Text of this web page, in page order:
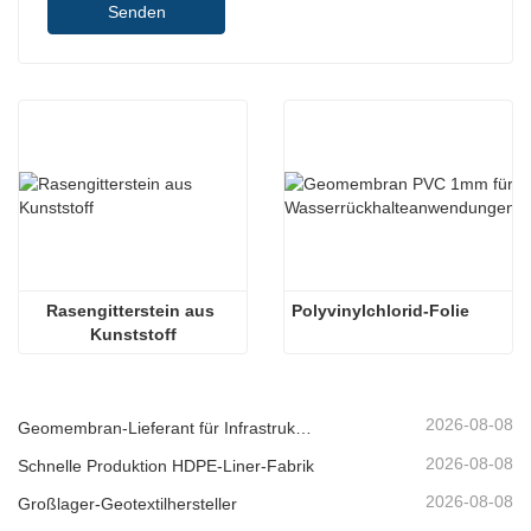
Senden
Rasengitterstein aus
Kunststoff
Polyvinylchlorid-Folie
2026-08-08
Schnelle Produktion HDPE-Liner-Fabrik 2026-08-08
Großlager-Geotextilhersteller 2026-08-08